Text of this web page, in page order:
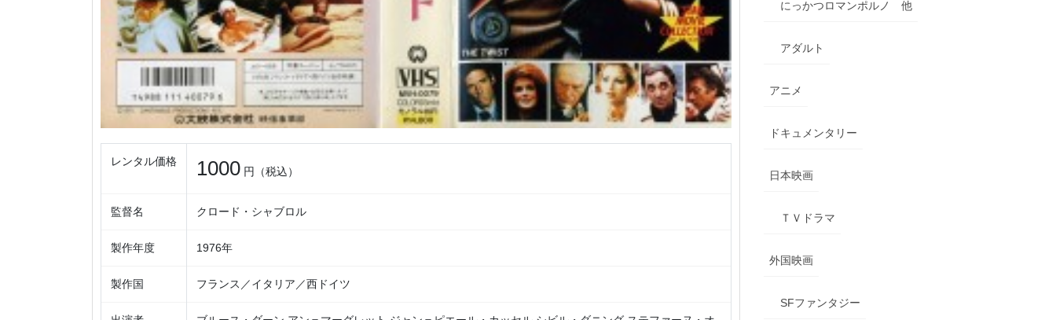
レンタル価格 1000 円（税込）
監督名 クロード・シャブロル
製作年度 1976年
製作国 フランス／イタリア／西ドイツ
にっかつロマンポルノ 他
アダルト
アニメ
ドキュメンタリー
日本映画
ＴＶドラマ
外国映画
SFファンタジー